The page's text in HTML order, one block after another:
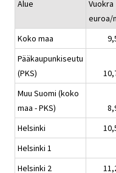
Alue
Vuokra
euroa/
Koko maa
Pääkaupunkiseutu
(PKS)
Muu Suomi (koko
maa - PKS)
Helsinki
Helsinki 1
Helsinki 2